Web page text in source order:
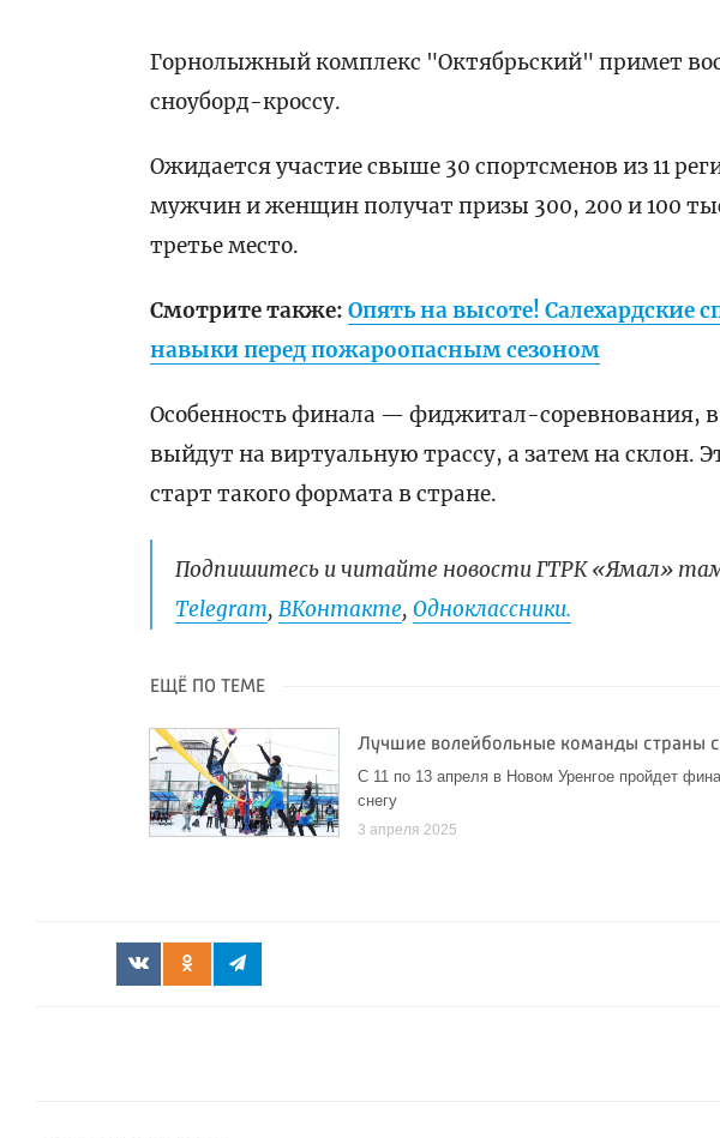
Горнолыжный комплекс "Октябрьский" примет
сноуборд-кроссу.
Ожидается участие свыше 30 спортсменов из 11
мужчин и женщин получат призы 300, 200 и 100
третье место.
Смотрите также:Опять на высоте! Салехардские
навыки перед пожароопасным сезоном
Особенность финала — фиджитал-соревнования, в
выйдут на виртуальную трассу, а затем на склон.
старт такого формата в стране.
Подпишитесь и читайте новости ГТРК «Ямал»
Telegram,ВКонтакте,Одноклассники.
ЕЩЁ ПО ТЕМЕ
Лучшие волейбольные команды страны
С 11 по 13 апреля в Новом Уренгое пройдет
снегу
3 апреля 2025